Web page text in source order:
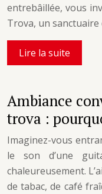
entrebâillée, vous
Trova, un sanctuaire
Lire la suite
Ambiance
trova :
Imaginez-vous
le son d’une
chaleureusement.
de tabac, de café